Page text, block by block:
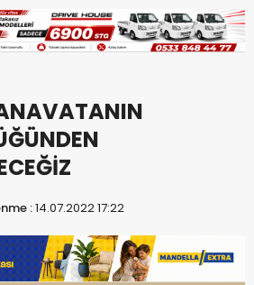
:14.07.2022 17:22